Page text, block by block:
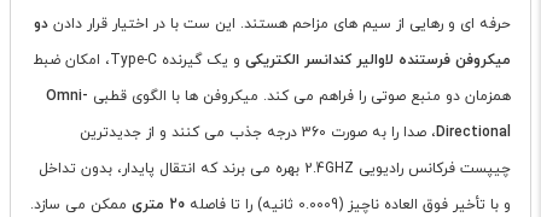
حرفه ای و رهایی از سیم های مزاحم هستند. این ست با در اختیار قرار دادن دو
میکروفن فرستنده لاوالیر کندانسر الکتریکی
و یک گیرنده Type-C، امکان ضبط
همزمان دو منبع صوتی را فراهم می کند. میکروفن ها با الگوی قطبی Omni-
Directional
، صدا را به صورت 360 درجه جذب می کنند و از جدیدترین
چیپست فرکانس رادیویی
2.4GHZ
بهره می برند که انتقال پایدار، بدون تداخل
و با تأخیر فوق العاده ناچیز (0.0009 ثانیه) را تا فاصله 20 متری
ممکن می سازد.